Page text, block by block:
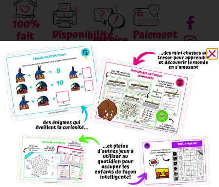
100%
fait
maison
Des
créations
originales
écrites
et
illustrées
par
nous !
Disponibilité
immédiate
Les
fichiers
PDF à
imprimer
disponibles
dans
votre
boîte
mail
juste
après
service
après-
vente
Des
questions,
des
doutes
? On
s’engage
à vous
répondre
dans
les 48h
Paiement
sécurisé
Paiements
par
carte
bancaire
sur
Stripe
pour
une
sécurité
renforcée
!